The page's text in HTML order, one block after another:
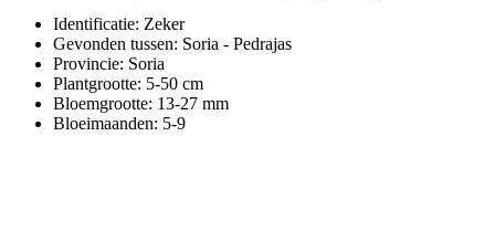
Identificatie: Zeker
Gevonden tussen: Soria - Pedrajas
Provincie: Soria
Plantgrootte: 5-50 cm
Bloemgrootte: 13-27 mm
Bloeimaanden: 5-9